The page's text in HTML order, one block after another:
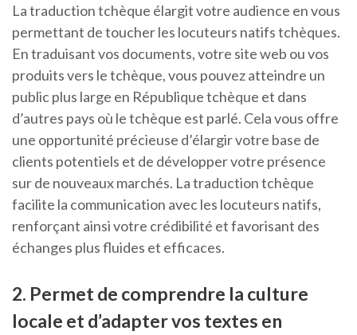
La traduction tchèque élargit votre audience en vous
permettant de toucher les locuteurs natifs tchèques.
En traduisant vos documents, votre site web ou vos
produits vers le tchèque, vous pouvez atteindre un
public plus large en République tchèque et dans
d’autres pays où le tchèque est parlé. Cela vous offre
une opportunité précieuse d’élargir votre base de
clients potentiels et de développer votre présence
sur de nouveaux marchés. La traduction tchèque
facilite la communication avec les locuteurs natifs,
renforçant ainsi votre crédibilité et favorisant des
échanges plus fluides et efficaces.
2. Permet de comprendre la culture
locale et d’adapter vos textes en